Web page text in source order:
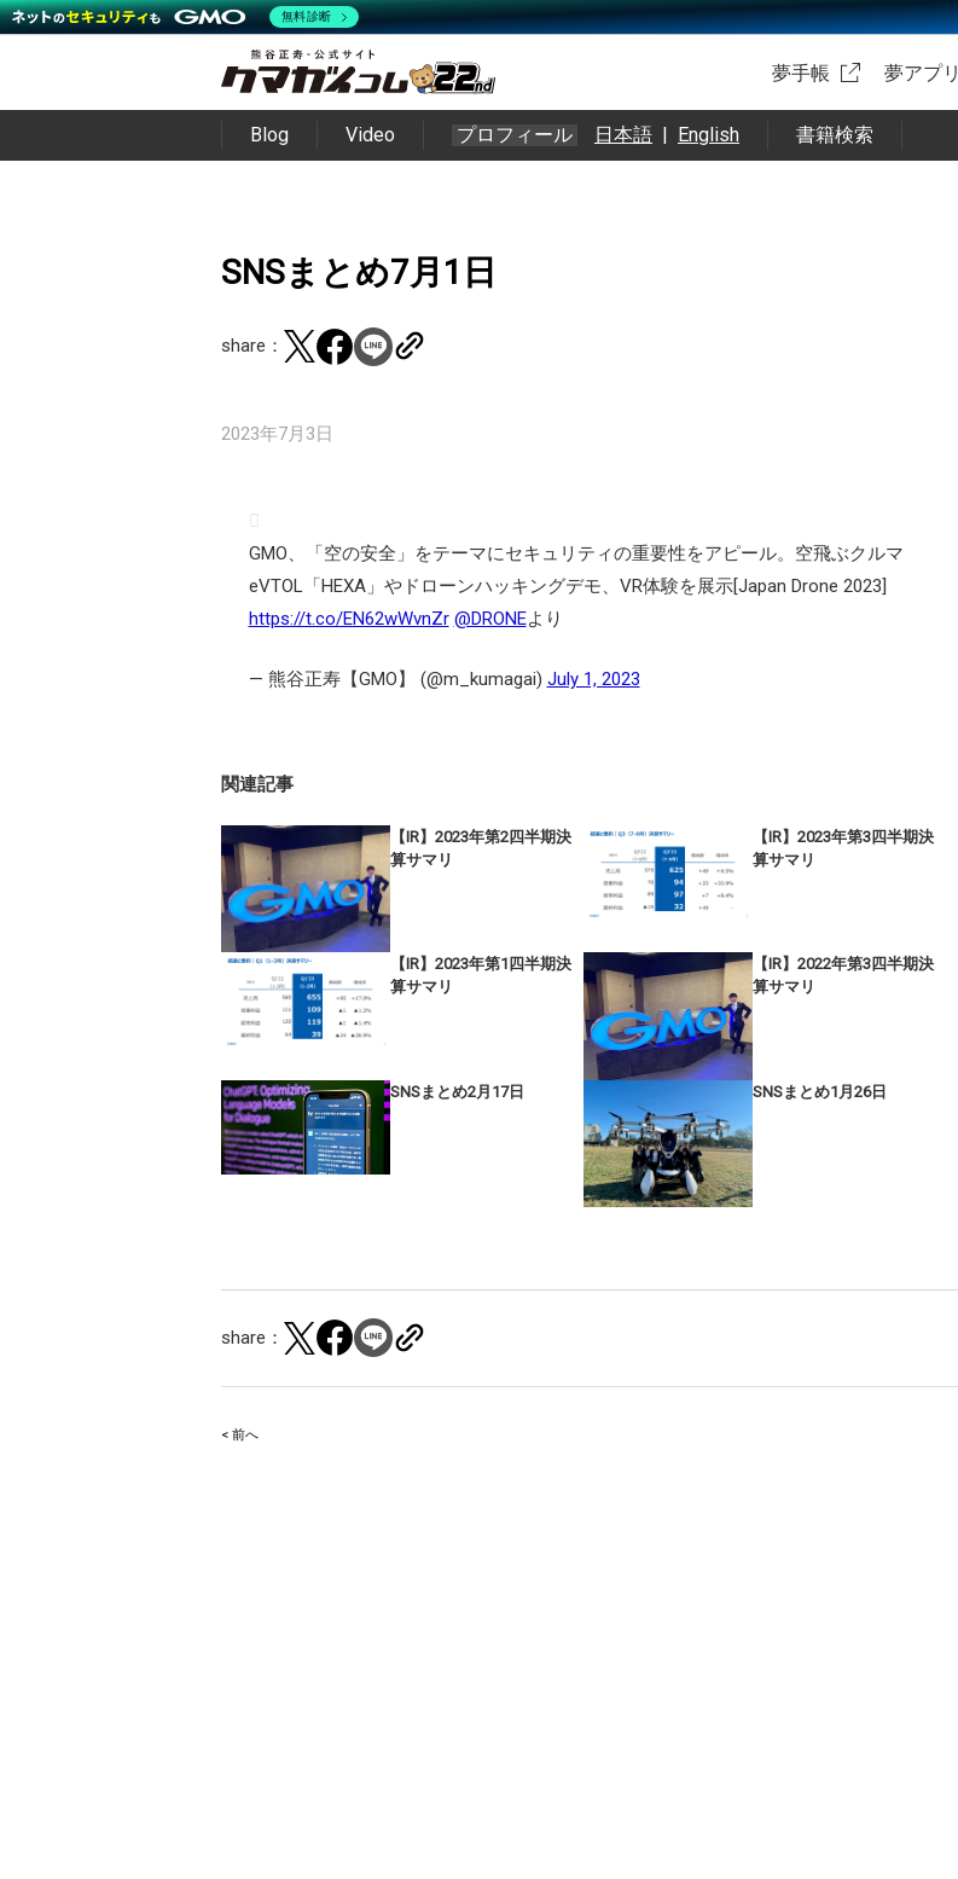
夢手帳 夢アプリ
Blog Video プロフィール 日本語 | English 書籍検索
SNSまとめ7月1日
share：
2023年7月3日
GMO、「空の安全」をテーマにセキュリティの重要性をアピール。空飛ぶクルマ
eVTOL「HEXA」やドローンハッキングデモ、VR体験を展示[Japan Drone 2023]
https://t.co/EN62wWvnZr @DRONEより
— 熊谷正寿【GMO】 (@m_kumagai) July 1, 2023
関連記事
【IR】2023年第2四半期決
算サマリ
【IR】2023年第3四半期決
算サマリ
【IR】2023年第1四半期決
算サマリ
【IR】2022年第3四半期決
算サマリ
SNSまとめ2月17日 SNSまとめ1月26日
share：
Post
< 前へ
無料診断